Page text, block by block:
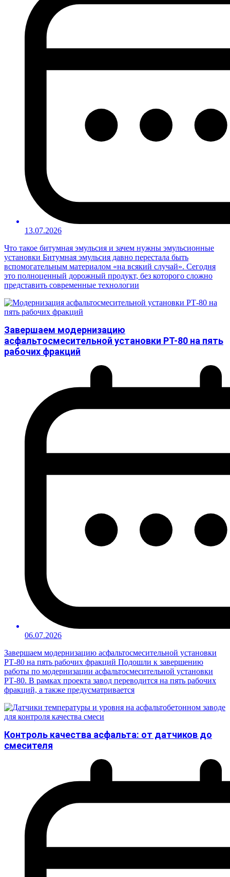
13.07.2026
Что такое битумная эмульсия и зачем нужны эмульсионные
установки Битумная эмульсия давно перестала быть
вспомогательным материалом «на всякий случай». Сегодня
это полноценный дорожный продукт, без которого сложно
представить современные технологии
Завершаем модернизацию
асфальтосмесительной установки РТ-80 на пять
рабочих фракций
06.07.2026
Завершаем модернизацию асфальтосмесительной установки
РТ-80 на пять рабочих фракций Подошли к завершению
работы по модернизации асфальтосмесительной установки
РТ-80. В рамках проекта завод переводится на пять рабочих
фракций, а также предусматривается
Контроль качества асфальта: от датчиков до
смесителя